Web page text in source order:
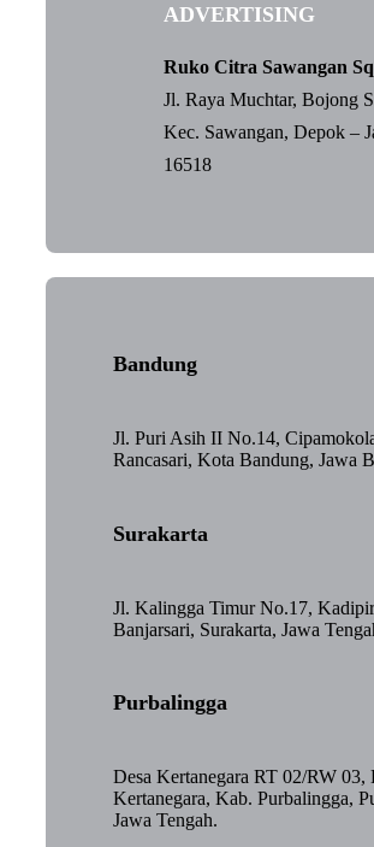
ADVERTISING
Ruko Citra Sawangan
Jl. Raya Muchtar, Bojong
Kec. Sawangan, Depok –
16518
Bandung
Jl. Puri Asih II No.14,
Rancasari, Kota Bandung, Jawa
Surakarta
Jl. Kalingga Timur No.17,
Banjarsari, Surakarta, Jawa
Purbalingga
Desa Kertanegara RT 02/RW 03,
Kertanegara, Kab. Purbalingga,
Jawa Tengah.